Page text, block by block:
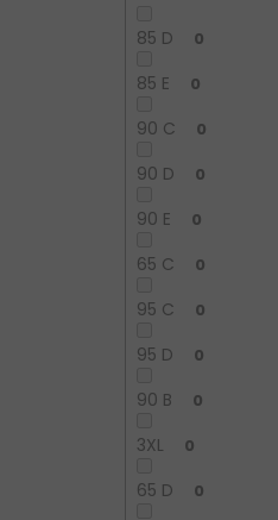
85 D 0
85 E 0
90 C 0
90 D 0
90 E 0
65 C 0
95 C 0
95 D 0
90 B 0
3XL 0
65 D 0